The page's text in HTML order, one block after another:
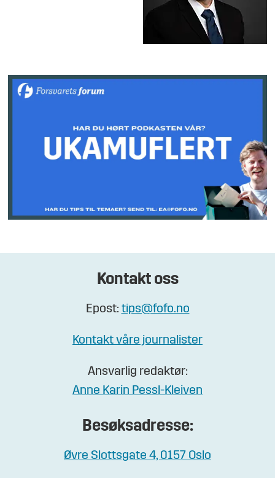
Kontakt oss
Epost: tips@fofo.no
Kontakt våre journalister
Ansvarlig redaktør:
Anne Karin Pessl-Kleiven
Besøksadresse:
Øvre Slottsgate 4, 0157 Oslo